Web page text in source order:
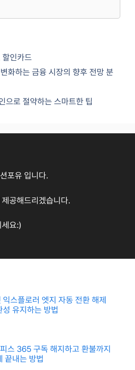
할인카드
화하는 금융 시장의 향후 전망 분
으로 절약하는 스마트한 팁
포유 입니다.
공해드리겠습니다.
세요:)
익스플로러 엣지 자동 전환 해제
성 유지하는 방법
스 365 구독 해지하고 환불까지
끝내는 방법